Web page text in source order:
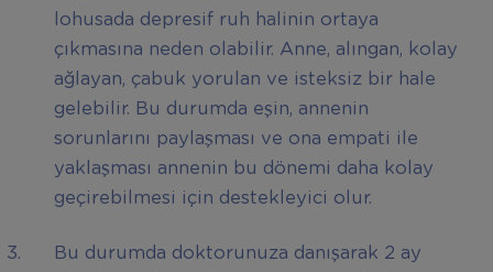
lohusada depresif ruh halinin ortaya
çıkmasına neden olabilir. Anne, alıngan, kolay
ağlayan, çabuk yorulan ve isteksiz bir hale
gelebilir. Bu durumda eşin, annenin
sorunlarını paylaşması ve ona empati ile
yaklaşması annenin bu dönemi daha kolay
geçirebilmesi için destekleyici olur.
Bu durumda doktorunuza danışarak 2 ay